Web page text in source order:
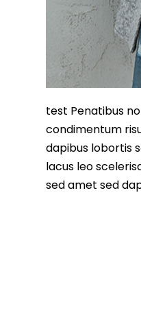
test Penatibus
condimentum
dapibus lobortis
lacus leo
sed amet sed